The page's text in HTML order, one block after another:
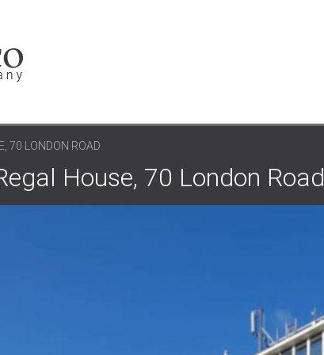
70 LONDON ROAD
House, 70 London Road